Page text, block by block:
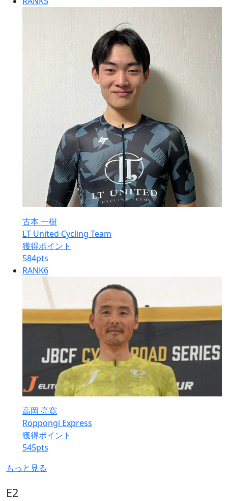
古本 一樹
LT United Cycling Team
獲得ポイント
584pts
RANK6
高岡 亮寛
Roppongi Express
獲得ポイント
545pts
もっと見る
E2